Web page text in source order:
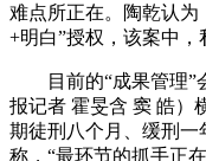
难点所正在。陶乾认
+明白”授权，该案中，
目前的“成果管理”会
报记者 霍旻含 窦 皓）
期徒刑八个月、缓刑一
称，“最环节的抓手正